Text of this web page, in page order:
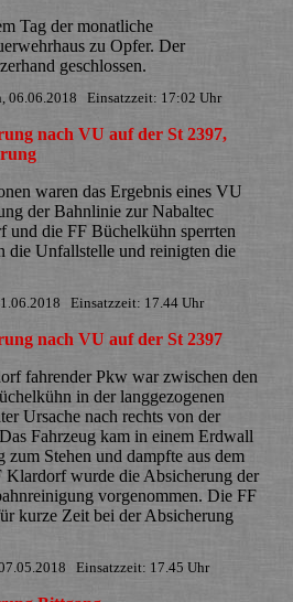
Tag der monatliche
zu Opfer. Der
geschlossen.
06.06.2018 Einsatzzeit: 17:02 Uhr
nach VU auf der St 2397,
waren das Ergebnis eines VU
der Bahnlinie zur Nabaltec
und die FF Büchelkühn sperrten
die Unfallstelle und reinigten die
Einsatzzeit: 17.44 Uhr
nach VU auf der St 2397
fahrender Pkw war zwischen den
in der langgezogenen
Ursache nach rechts von der
Fahrzeug kam in einem Erdwall
zum Stehen und dampfte aus dem
wurde die Absicherung der
vorgenommen. Die FF
kurze Zeit bei der Absicherung
Einsatzzeit: 17.45 Uhr